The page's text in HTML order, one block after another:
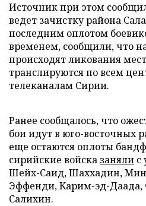
Источник при этом
ведет зачистку района
последним оплотом
временем, сообщили, что
происходят ликования
транслируются по всем
телеканалам Сирии.
Ранее сообщалось, что
бои идут в юго-восточных
еще остаются оплоты
сирийские войска заняли с
Шейх-Саид, Шаххадин,
Эффенди, Карим-эд-Даада,
Салихин.